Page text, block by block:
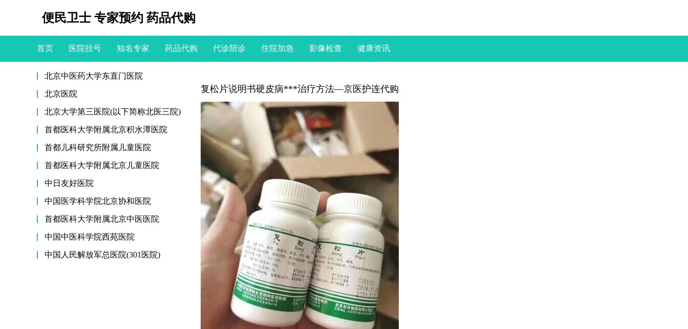
便民卫士 专家预约 药品代购
首页 医院挂号 知名专家 药品代购 代诊陪诊 住院加急 影像检查 健康资讯
北京中医药大学东直门医院
北京医院
北京大学第三医院(以下简称北医三院)
首都医科大学附属北京积水潭医院
首都儿科研究所附属儿童医院
首都医科大学附属北京儿童医院
中日友好医院
中国医学科学院北京协和医院
首都医科大学附属北京中医医院
中国中医科学院西苑医院
中国人民解放军总医院(301医院)
复松片说明书硬皮病***治疗方法—京医护连代购